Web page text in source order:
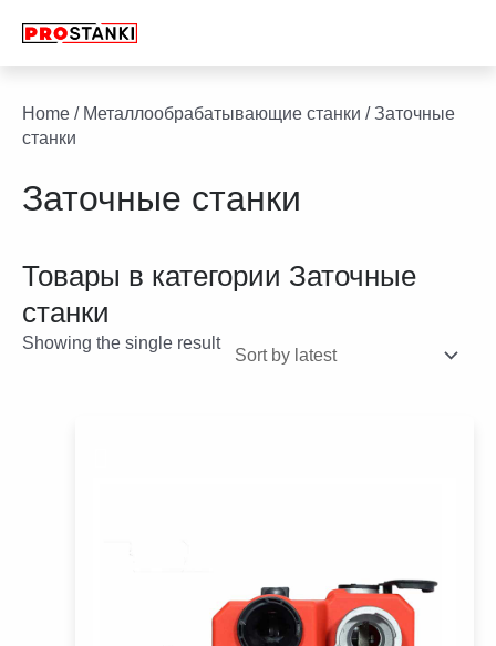
Home / Металлообрабатывающие станки / Заточные
станки
Заточные станки
Товары в категории Заточные
станки
Showing the single result